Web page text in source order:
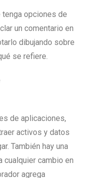
tenga opciones de
un comentario en
dibujando sobre
se refiere.
de aplicaciones,
activos y datos
También hay una
cualquier cambio en
agrega